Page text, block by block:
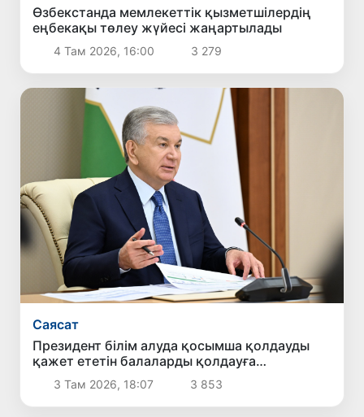
Өзбекстанда мемлекеттік қызметшілердің
еңбекақы төлеу жүйесі жаңартылады
4 Там 2026, 16:00 3 279
Саясат
Президент білім алуда қосымша қолдауды
қажет ететін балаларды қолдауға
бағытталған ұсыныстармен танысты
3 Там 2026, 18:07 3 853